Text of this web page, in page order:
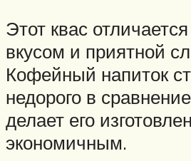
Этот квас
вкусом и приятной
Кофейный напиток
недорого в
делает его
экономичным.